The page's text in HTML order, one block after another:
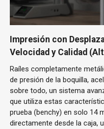
Impresión con
Velocidad y Calidad
Raíles completamente
de presión de la boquilla,
sobre todo, un sistema
que utiliza estas
prueba (benchy) en solo 14
directamente desde la caja,